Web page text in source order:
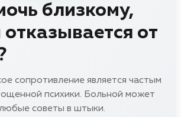
близкому,
отказывается от
сопротивление является частым
психики. Больной может
советы в штыки.